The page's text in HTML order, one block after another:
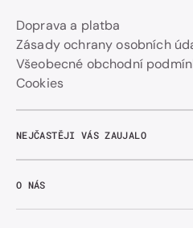
Doprava a platba
Zásady ochrany osobních
Všeobecné obchodní
Cookies
NEJČASTĚJI VÁS ZAUJALO
O NÁS